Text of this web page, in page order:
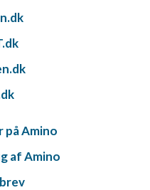
på Amino
af Amino